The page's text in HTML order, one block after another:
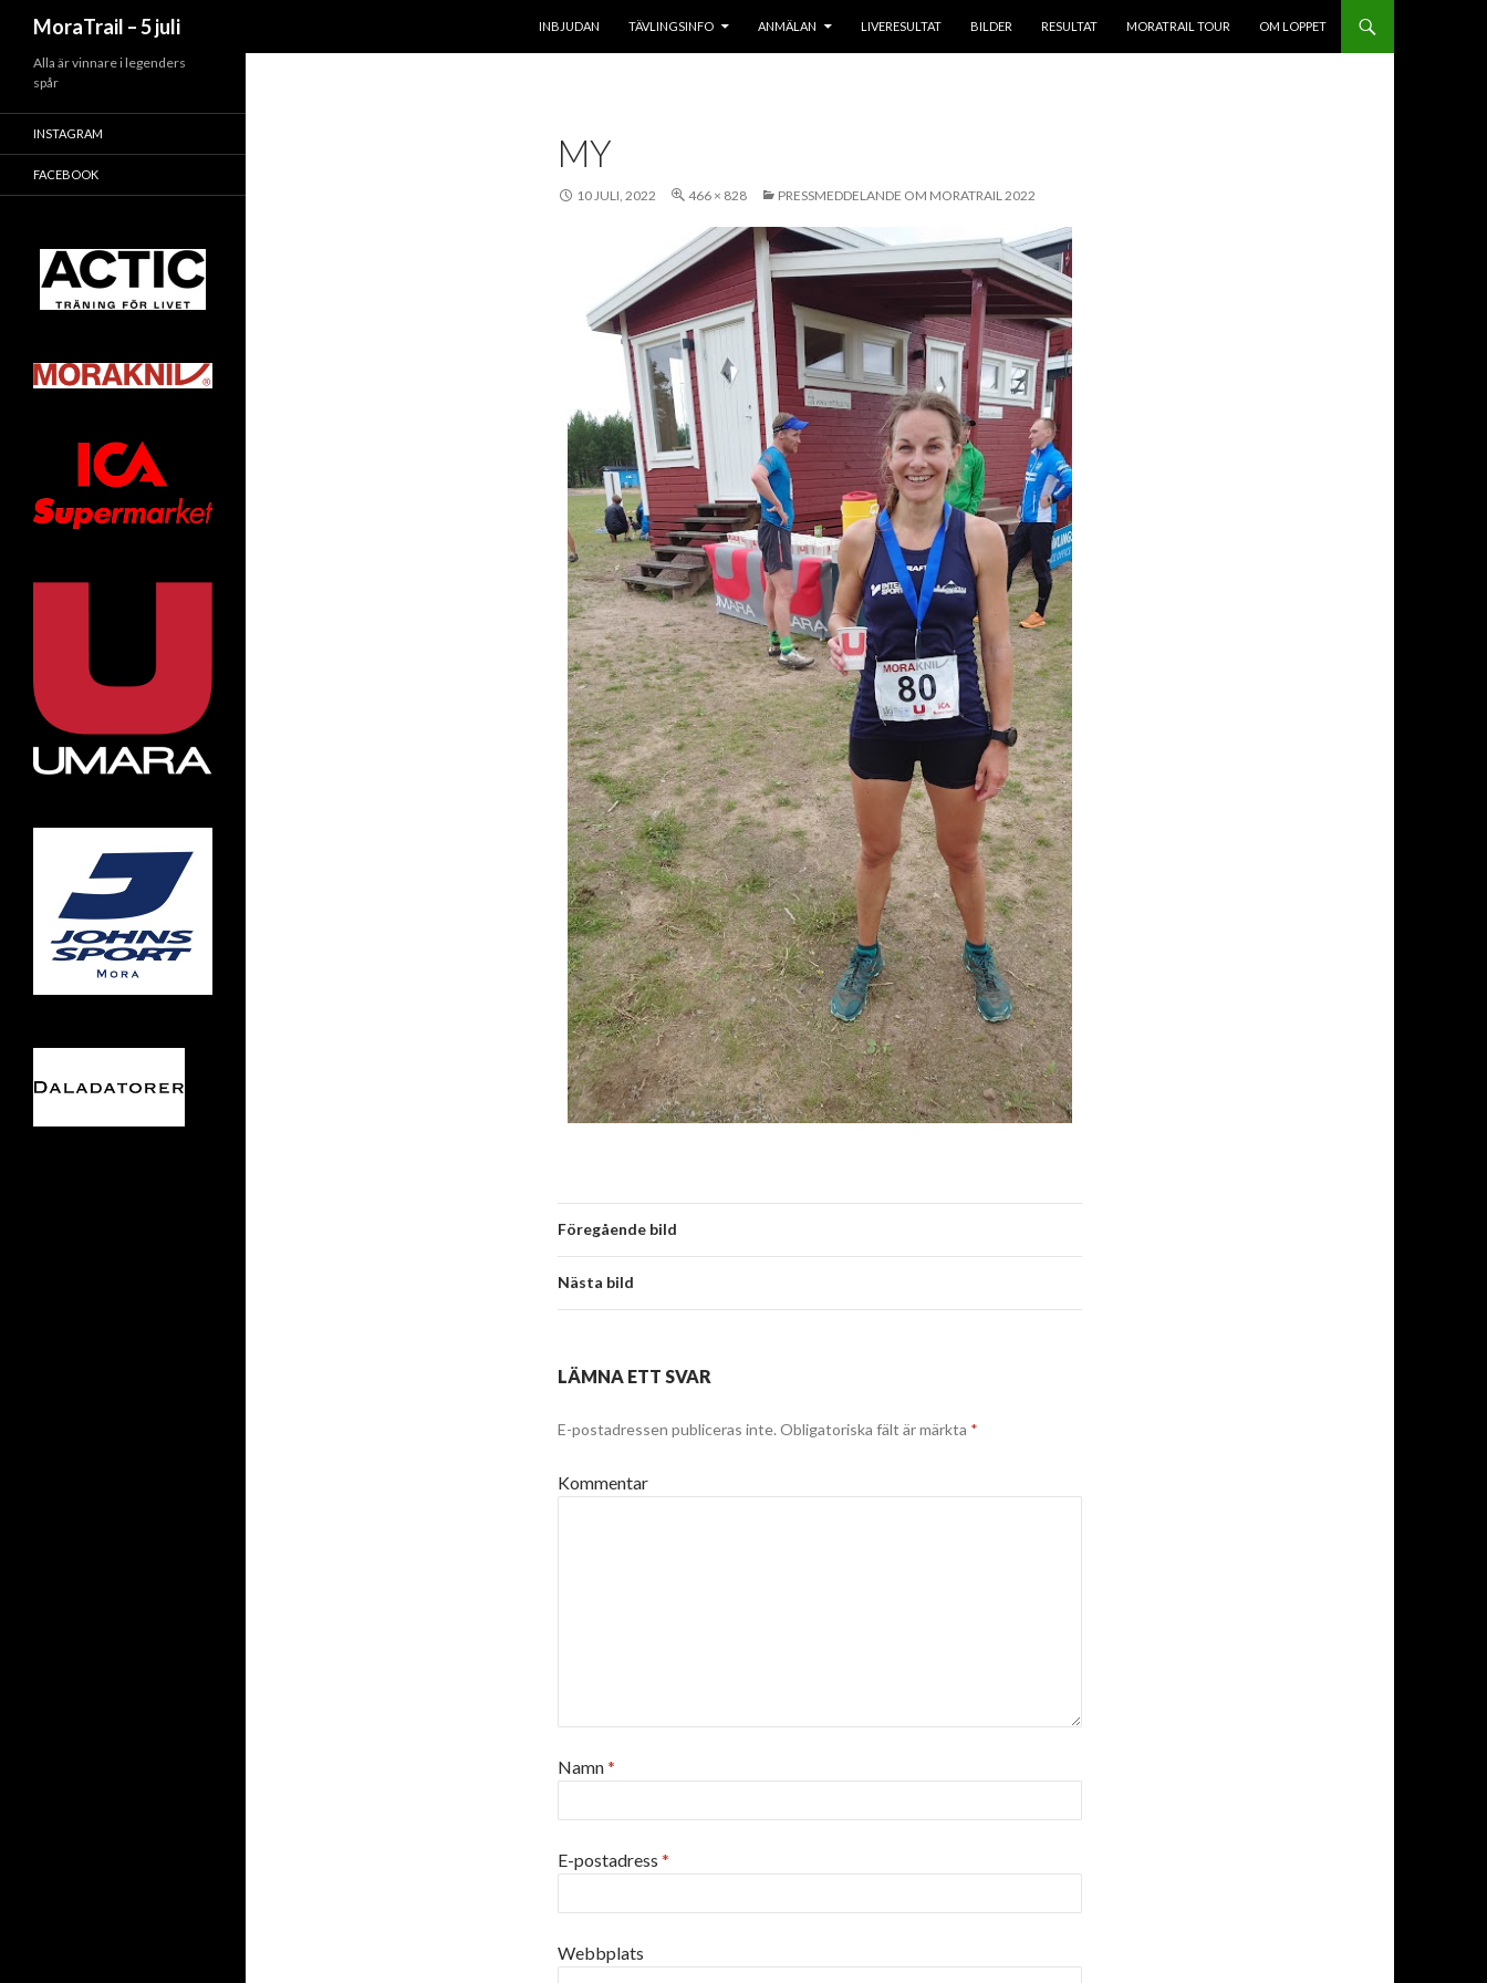
MoraTrail – 5 juli
INBJUDAN
TÄVLINGSINFO ANMÄLAN LIVERESULTAT BILDER RESULTAT MORATRAIL TOUR OM LOPPET
MY
10 JULI, 2022 466 × 828 PRESSMEDDELANDE OM MORATRAIL 2022
Föregående bild
Nästa bild
LÄMNA ETT SVAR
E-postadressen publiceras inte. Obligatoriska fält är märkta *
Kommentar
Namn*
E-postadress *
Webbplats
Alla är vinnare i legenders
spår
INSTAGRAM
FACEBOOK